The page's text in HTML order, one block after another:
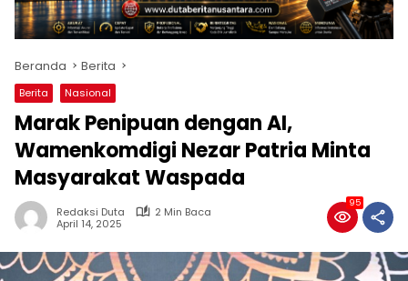
Beranda Berita
Berita Nasional
Marak Penipuan dengan AI,
Wamenkomdigi Nezar Patria Minta
Masyarakat Waspada
Redaksi Duta
2 Min Baca
April 14, 2025
95